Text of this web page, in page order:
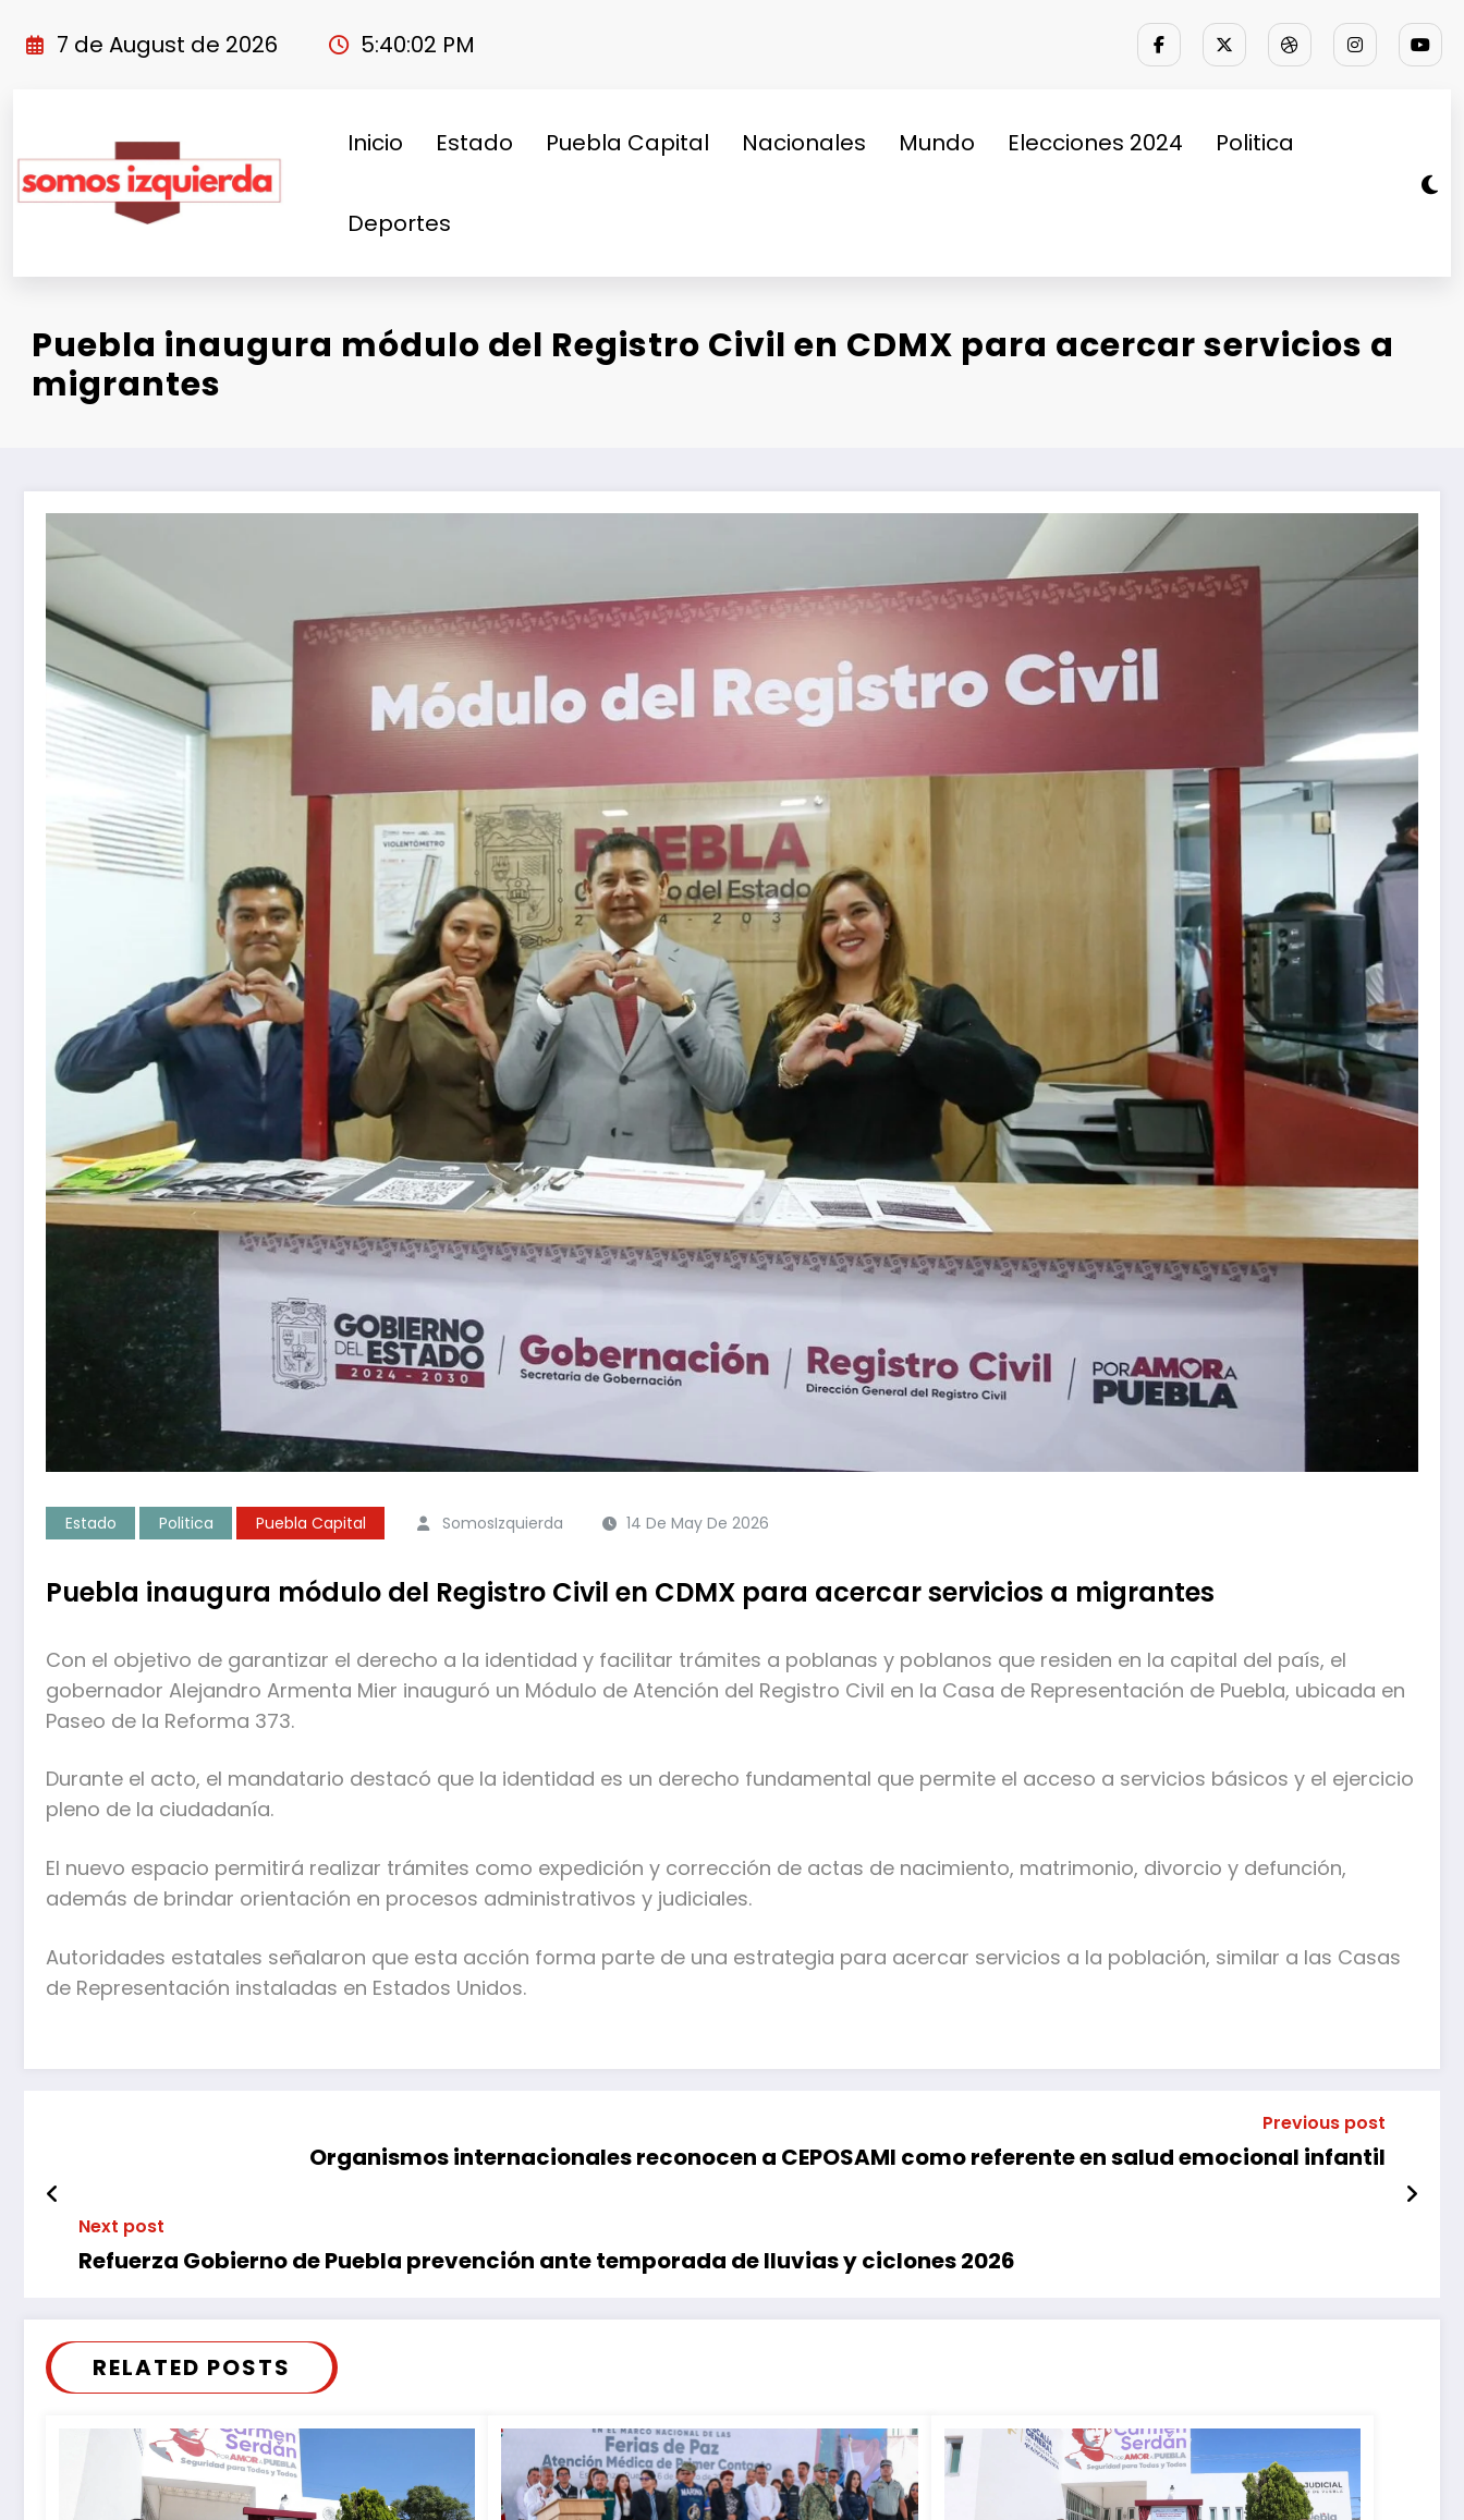
7 de August de 2026 5:40:03 PM
Inicio Estado Puebla Capital Nacionales Mundo Elecciones 2024 Politica
Deportes
Puebla inaugura módulo del Registro Civil en CDMX para acercar servicios a
migrantes
Estado Politica Puebla Capital SomosIzquierda 14 De May De 2026
Puebla inaugura módulo del Registro Civil en CDMX para acercar servicios a migrantes
Con el objetivo de garantizar el derecho a la identidad y facilitar trámites a poblanas y poblanos que residen en la capital del país, el
gobernador Alejandro Armenta Mier inauguró un Módulo de Atención del Registro Civil en la Casa de Representación de Puebla, ubicada en
Paseo de la Reforma 373.
Durante el acto, el mandatario destacó que la identidad es un derecho fundamental que permite el acceso a servicios básicos y el ejercicio
pleno de la ciudadanía.
El nuevo espacio permitirá realizar trámites como expedición y corrección de actas de nacimiento, matrimonio, divorcio y defunción,
además de brindar orientación en procesos administrativos y judiciales.
Autoridades estatales señalaron que esta acción forma parte de una estrategia para acercar servicios a la población, similar a las Casas
de Representación instaladas en Estados Unidos.
Previous post
Organismos internacionales reconocen a CEPOSAMI como referente en salud emocional infantil
Next post
Refuerza Gobierno de Puebla prevención ante temporada de lluvias y ciclones 2026
RELATED POSTS